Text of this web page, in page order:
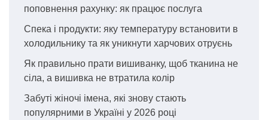
поповнення рахунку: як працює послуга
Спека і продукти: яку температуру встановити в
холодильнику та як уникнути харчових отруєнь
Як правильно прати вишиванку, щоб тканина не
сіла, а вишивка не втратила колір
Забуті жіночі імена, які знову стають
популярними в Україні у 2026 році